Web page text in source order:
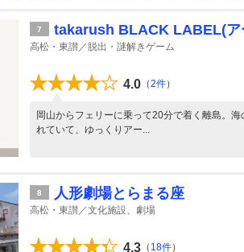
7 takarush BLACK LABEL(ア
高松・東讃／脱出・謎解きゲーム
4.0 （2件）
岡山からフェリーに乗って20分で着く離島。
れていて、ゆっくりアー...
8 人形劇場とらまる座
高松・東讃／文化施設、劇場
4.3 （ 18件）